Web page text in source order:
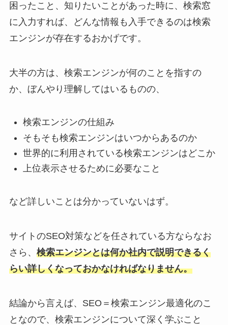
困ったこと、知りたいことがあった時に、検索窓
に入力すれば、どんな情報も入手できるのは検索
エンジンが存在するおかげです。
大半の方は、検索エンジンが何のことを指すの
か、ぼんやり理解してはいるものの、
検索エンジンの仕組み
そもそも検索エンジンはいつからあるのか
世界的に利用されている検索エンジンはどこか
上位表示させるために必要なこと
など詳しいことは分かっていないはず。
サイトのSEO対策などを任されている方ならなお
さら、 検索エンジンとは何か社内で説明できるく
らい詳しくなっておかなければなりません。
結論から言えば、SEO＝検索エンジン最適化のこ
となので、検索エンジンについて深く学ぶこと